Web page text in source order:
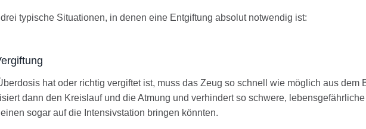
drei typische Situationen, in denen eine Entgiftung absolut notwendig ist:
hat oder richtig vergiftet ist, muss das Zeug so schnell wie möglich aus dem
dann den Kreislauf und die Atmung und verhindert so schwere, lebensgefährliche
sogar auf die Intensivstation bringen könnten.